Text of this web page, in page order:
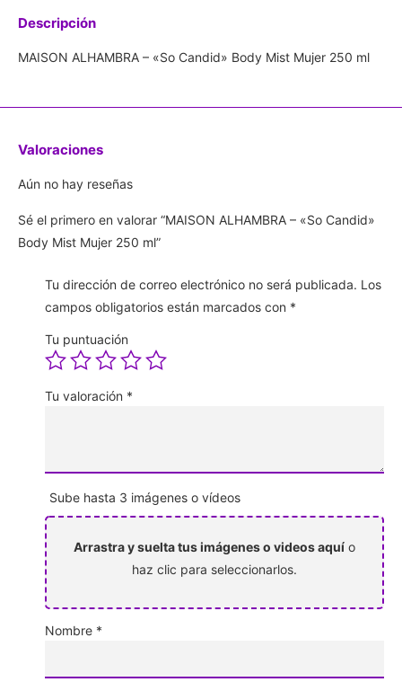
Descripción
MAISON ALHAMBRA – «So Candid» Body Mist Mujer 250 ml
Valoraciones
Aún no hay reseñas
Sé el primero en valorar “MAISON ALHAMBRA – «So Candid»
Body Mist Mujer 250 ml”
Tu dirección de correo electrónico no será publicada. Los
campos obligatorios están marcados con *
Tu puntuación
Tu valoración *
Sube hasta 3 imágenes o vídeos
Arrastra y suelta tus imágenes o videos aquí o
haz clic para seleccionarlos.
Nombre *